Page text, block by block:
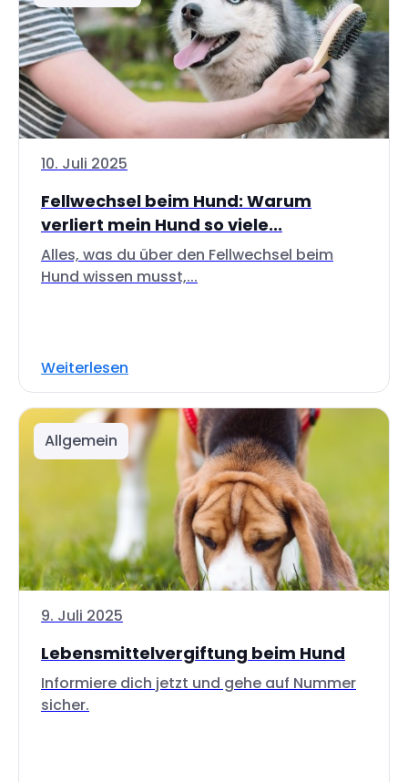
10. Juli 2025
Fellwechsel beim Hund: Warum
verliert mein Hund so viele...
Alles, was du über den Fellwechsel beim
Hund wissen musst,...
Weiterlesen
Allgemein
9. Juli 2025
Lebensmittelvergiftung beim Hund
Informiere dich jetzt und gehe auf Nummer
sicher.